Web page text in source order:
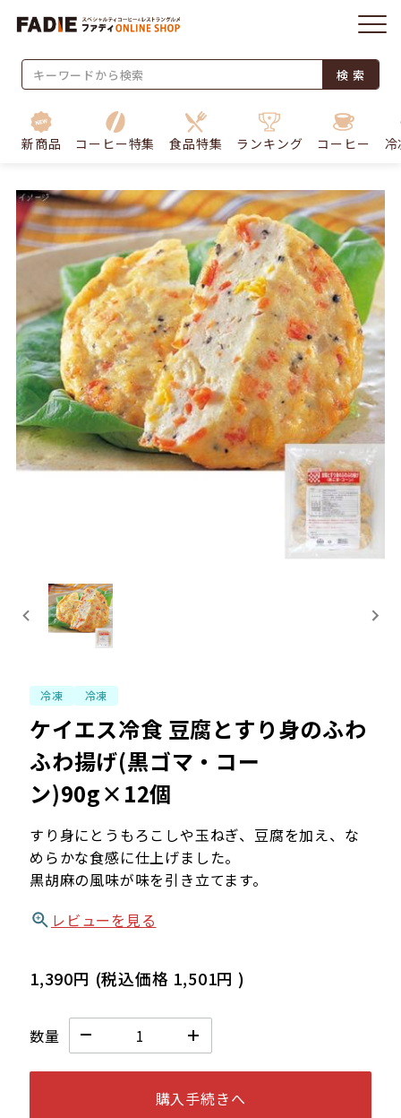
検 索
新商品 コーヒー特集 食品特集 ランキング コーヒー
ケイエス冷食 豆腐とすり身のふわ
ふわ揚げ(黒ゴマ・コー
ン)90g×12個
すり身にとうもろこしや玉ねぎ、豆腐を加え、な
めらかな食感に仕上げました。
黒胡麻の風味が味を引き立てます。
レビューを見る
1,390円 (税込価格 1,501円 )
数量
購入手続きへ
冷凍 冷凍